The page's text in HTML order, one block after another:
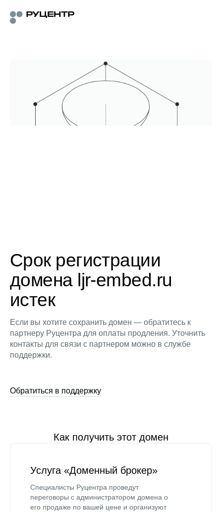
Срок регистрации
домена ljr-embed.ru
истек
Если вы хотите сохранить домен — обратитесь к
партнеру Руцентра для оплаты продления. Уточнить
контакты для связи с партнером можно в службе
поддержки.
Обратиться в поддержку
Как получить этот домен
Услуга «Доменный брокер»
Специалисты Руцентра проведут
переговоры с администратором домена о
его продаже по вашей цене и организуют